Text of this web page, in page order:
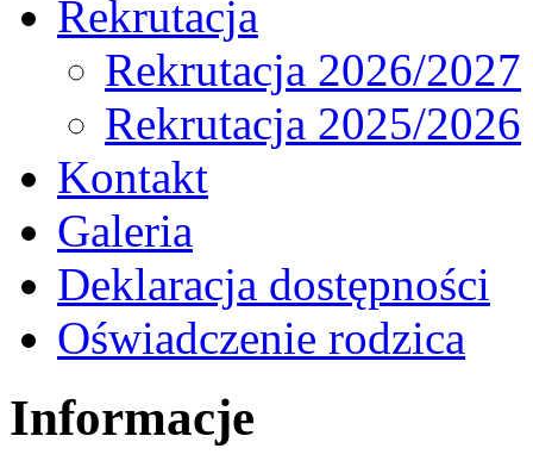
Rekrutacja
Rekrutacja 2026/2027
Rekrutacja 2025/2026
Kontakt
Galeria
Deklaracja dostępności
Oświadczenie rodzica
Informacje